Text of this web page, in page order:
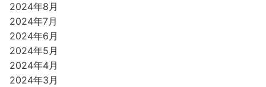
2024年8月
2024年7月
2024年6月
2024年5月
2024年4月
2024年3月